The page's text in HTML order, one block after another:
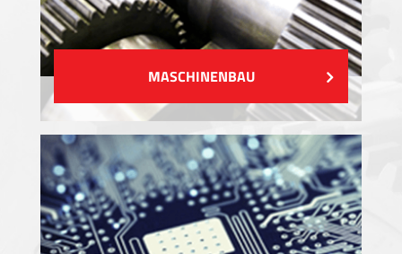
MASCHINENBAU